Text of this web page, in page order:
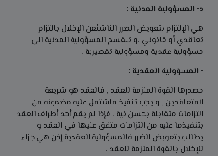
د- المسؤولية المدنية :
هي الإلتزام بتعويض الضرر الناشئعن الإخلال بالتزام
تعاقدي أو قانوني .و تنقسم المسؤولية المدنية الى
مسؤولية عقدية ومسؤولية تقصيرية .
- المسؤولية العقدية :
مصدرها القوة الملزمة للعقد , فالعقد هو شريعة
المتعاقدين , و يجب تنفيذ ماشتمل عليه مضمونه من
التزامات متقابلة بحسن نية . فإذا لم يقم أحد أطراف العقد
بتنفيذما عليه من التزامات متفق عليها في العقد و
يطالب بتعويض الضرر فالمسؤولية العقدية إذن هي جزاء
للإخلال بالقوة الملزمة للعقد .